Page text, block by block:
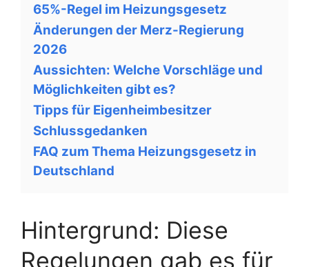
65%-Regel im Heizungsgesetz
Änderungen der Merz-Regierung
2026
Aussichten: Welche Vorschläge und
Möglichkeiten gibt es?
Tipps für Eigenheimbesitzer
Schlussgedanken
FAQ zum Thema Heizungsgesetz in
Deutschland
Hintergrund: Diese
Regelungen gab es für